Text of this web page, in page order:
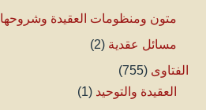
متون ومنظومات العقيدة وشروحها
مسائل عقدية (2)
الفتاوى (755)
العقيدة والتوحيد (1)